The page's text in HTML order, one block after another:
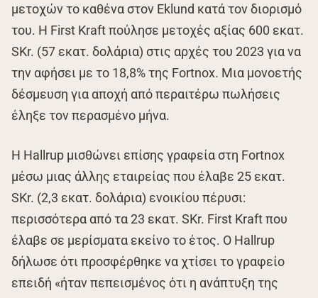
μετοχών το καθένα στον Eklund κατά τον διορισμό
του. Η First Kraft πούλησε μετοχές αξίας 600 εκατ.
SKr. (57 εκατ. δολάρια) στις αρχές του 2023 για να
την αφήσει με το 18,8% της Fortnox. Μια μονοετής
δέσμευση για αποχή από περαιτέρω πωλήσεις
έληξε τον περασμένο μήνα.
Η Hallrup μισθώνει επίσης γραφεία στη Fortnox
μέσω μιας άλλης εταιρείας που έλαβε 25 εκατ.
SKr. (2,3 εκατ. δολάρια) ενοικίου πέρυσι:
περισσότερα από τα 23 εκατ. SKr. First Kraft που
έλαβε σε μερίσματα εκείνο το έτος. Ο Hallrup
δήλωσε ότι προσφέρθηκε να χτίσει το γραφείο
επειδή «ήταν πεπεισμένος ότι η ανάπτυξη της